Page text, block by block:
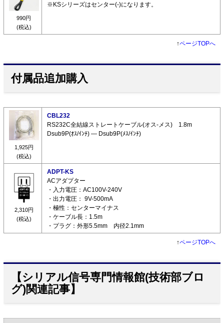
990円
(税込)
※KSシリーズはセンター(-)になります。
↑ページTOPへ
付属品追加購入
1,925円
(税込)
CBL232
RS232C全結線ストレートケーブル(オス-メス) 1.8m
Dsub9P(ｵｽ/ｲﾝﾁ) ― Dsub9P(ﾒｽ/ｲﾝﾁ)
2,310円
(税込)
ADPT-KS
ACアダプター
・入力電圧：AC100V-240V
・出力電圧： 9V-500mA
・極性：センターマイナス
・ケーブル長：1.5m
・プラグ：外形5.5mm 内径2.1mm
↑ページTOPへ
【シリアル信号専門情報館(技術部ブロ
グ)関連記事】